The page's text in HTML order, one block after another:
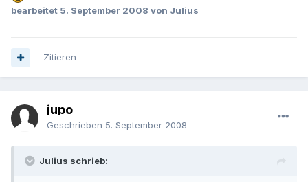
bearbeitet 5. September 2008 von Julius
Zitieren
jupo
Geschrieben 5. September 2008
Julius schrieb: